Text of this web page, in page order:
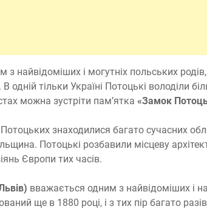
з найвідоміших і могутніх польських
В одній тільки Україні Потоцькі володіли
можна зустріти пам’ятка «Замок
знаходилися багато сучасних
Потоцькі розбавили місцеву
Європи тих часів.
вважається одним з найвідоміших і
ще в 1880 році, і з тих пір багато